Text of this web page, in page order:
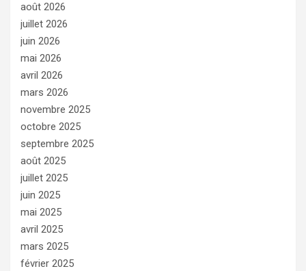
août 2026
juillet 2026
juin 2026
mai 2026
avril 2026
mars 2026
novembre 2025
octobre 2025
septembre 2025
août 2025
juillet 2025
juin 2025
mai 2025
avril 2025
mars 2025
février 2025